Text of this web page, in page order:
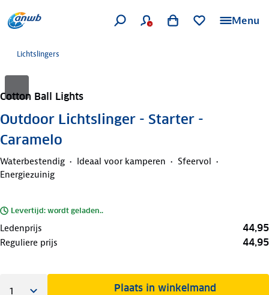
Menu
Lichtslingers
Cotton Ball Lights
Outdoor Lichtslinger - Starter -
Caramelo
Waterbestendig Ideaal voor kamperen
Sfeervol
Energiezuinig
Levertijd: wordt geladen..
Ledenprijs 44,95
Reguliere prijs 44,95
Plaats in winkelmand